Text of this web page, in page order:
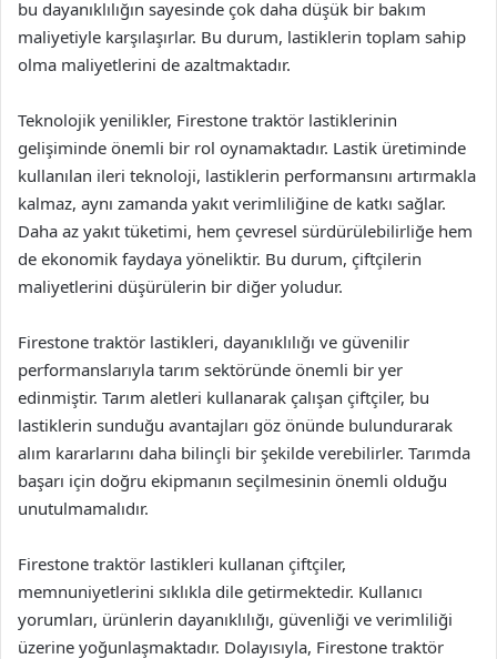
bu dayanıklılığın sayesinde çok daha düşük bir bakım
maliyetiyle karşılaşırlar. Bu durum, lastiklerin toplam sahip
olma maliyetlerini de azaltmaktadır.
Teknolojik yenilikler, Firestone traktör lastiklerinin
gelişiminde önemli bir rol oynamaktadır. Lastik üretiminde
kullanılan ileri teknoloji, lastiklerin performansını artırmakla
kalmaz, aynı zamanda yakıt verimliliğine de katkı sağlar.
Daha az yakıt tüketimi, hem çevresel sürdürülebilirliğe hem
de ekonomik faydaya yöneliktir. Bu durum, çiftçilerin
maliyetlerini düşürülerin bir diğer yoludur.
Firestone traktör lastikleri, dayanıklılığı ve güvenilir
performanslarıyla tarım sektöründe önemli bir yer
edinmiştir. Tarım aletleri kullanarak çalışan çiftçiler, bu
lastiklerin sunduğu avantajları göz önünde bulundurarak
alım kararlarını daha bilinçli bir şekilde verebilirler. Tarımda
başarı için doğru ekipmanın seçilmesinin önemli olduğu
unutulmamalıdır.
Firestone traktör lastikleri kullanan çiftçiler,
memnuniyetlerini sıklıkla dile getirmektedir. Kullanıcı
yorumları, ürünlerin dayanıklılığı, güvenliği ve verimliliği
üzerine yoğunlaşmaktadır. Dolayısıyla, Firestone traktör